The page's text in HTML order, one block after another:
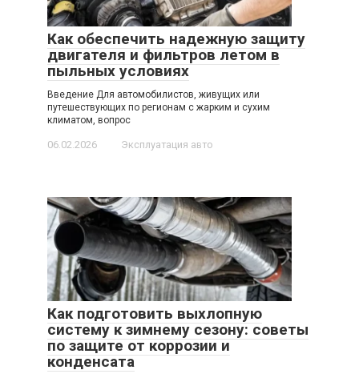
Как обеспечить надежную защиту
двигателя и фильтров летом в
пыльных условиях
Введение Для автомобилистов, живущих или
путешествующих по регионам с жарким и сухим
климатом, вопрос
06.02.2026 Эксплуатация авто
Как подготовить выхлопную
систему к зимнему сезону: советы
по защите от коррозии и
конденсата